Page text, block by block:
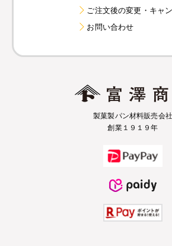
ご注文後の変更・キャ
お問い合わせ
製菓製パン材料販売会社
創業１９１９年